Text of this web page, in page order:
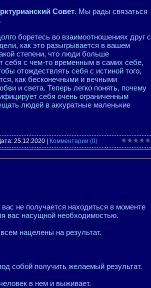
Совет. Мы рады связаться
боретесь во взаимоотношениях друг с
как это разыгрывается в вашем
степени, что люди больше
себя с чем-то временным в самих себе,
отождествлять себя с истиной того,
как бесконечными и вечными
и света. Теперь легко понять, почему
себя очень ограниченным
людей в аккуратные маленькие
25.12.2020 Комментарии (0)
не получается находиться в моменте
вас насущной необходимостью.
нацелены на результат.
собой получить желаемый результат.
в нем и выживает.